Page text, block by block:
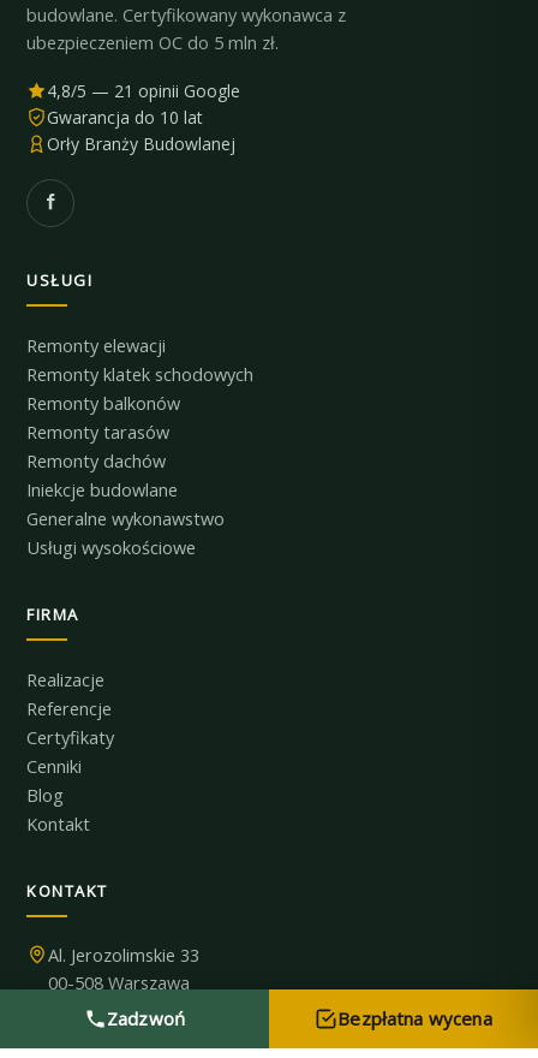
budowlane. Certyfikowany wykonawca z
ubezpieczeniem OC do 5 mln zł.
4,8/5 — 21 opinii Google
Gwarancja do 10 lat
Orły Branży Budowlanej
USŁUGI
Remonty elewacji
Remonty klatek schodowych
Remonty balkonów
Remonty tarasów
Remonty dachów
Iniekcje budowlane
Generalne wykonawstwo
Usługi wysokościowe
FIRMA
Realizacje
Referencje
Certyfikaty
Cenniki
Blog
Kontakt
KONTAKT
Al. Jerozolimskie 33
00-508 Warszawa
798 696 119Zadzwoń Bezpłatna wycena